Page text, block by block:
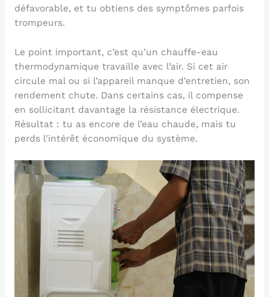
défavorable, et tu obtiens des symptômes parfois
trompeurs.
Le point important, c’est qu’un chauffe-eau
thermodynamique travaille avec l’air. Si cet air
circule mal ou si l’appareil manque d’entretien, son
rendement chute. Dans certains cas, il compense
en sollicitant davantage la résistance électrique.
Résultat : tu as encore de l’eau chaude, mais tu
perds l’intérêt économique du système.